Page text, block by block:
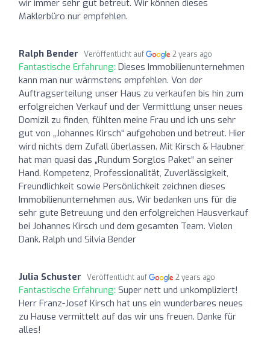
wir immer sehr gut betreut. Wir können dieses
Maklerbüro nur empfehlen.
Ralph Bender Veröffentlicht auf 2 years ago
Fantastische Erfahrung: Dieses Immobilienunternehmen
kann man nur wärmstens empfehlen. Von der
Auftragserteilung unser Haus zu verkaufen bis hin zum
erfolgreichen Verkauf und der Vermittlung unser neues
Domizil zu finden, fühlten meine Frau und ich uns sehr
gut von „Johannes Kirsch“ aufgehoben und betreut. Hier
wird nichts dem Zufall überlassen. Mit Kirsch & Haubner
hat man quasi das „Rundum Sorglos Paket“ an seiner
Hand. Kompetenz, Professionalität, Zuverlässigkeit,
Freundlichkeit sowie Persönlichkeit zeichnen dieses
Immobilienunternehmen aus. Wir bedanken uns für die
sehr gute Betreuung und den erfolgreichen Hausverkauf
bei Johannes Kirsch und dem gesamten Team. Vielen
Dank. Ralph und Silvia Bender
Julia Schuster Veröffentlicht auf 2 years ago
Fantastische Erfahrung: Super nett und unkompliziert!
Herr Franz-Josef Kirsch hat uns ein wunderbares neues
zu Hause vermittelt auf das wir uns freuen. Danke für
alles!